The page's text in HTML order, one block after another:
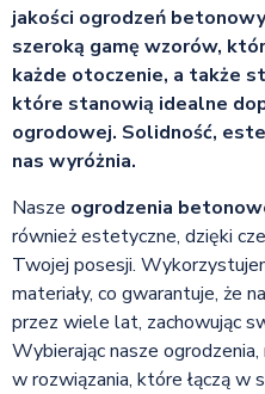
jakości ogrodzeń
szeroką gamę wzorów,
każde otoczenie, a także
które stanowią idealne
ogrodowej. Solidność,
nas wyróżnia.
Nasze ogrodzenia
również estetyczne, dzięki
Twojej posesji.
materiały, co gwarantuje, że
przez wiele lat, zachowując
Wybierając nasze
w rozwiązania, które łączą w